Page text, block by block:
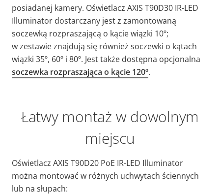
posiadanej kamery. Oświetlacz AXIS T90D30 IR-LED
Illuminator dostarczany jest z zamontowaną
soczewką rozpraszającą o kącie wiązki 10º;
w zestawie znajdują się również soczewki o kątach
wiązki 35º, 60º i 80º. Jest także dostępna opcjonalna
soczewka rozpraszająca o kącie 120º.
Łatwy montaż w dowolnym
miejscu
Oświetlacz AXIS T90D20 PoE IR-LED Illuminator
można montować w różnych uchwytach ściennych
lub na słupach: